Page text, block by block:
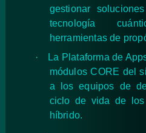
gestionar
tecnología
herramientas de
·
La Plataforma de
módulos CORE del
a los equipos de
ciclo de vida de los
híbrido.